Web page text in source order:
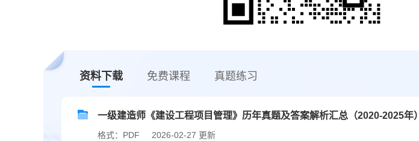
资料下载 免费课程 真题练习
一级建造师《建设工程项目管理》历年真题及答案解析汇总（2020-2025年）
格式：PDF 2026-02-27 更新